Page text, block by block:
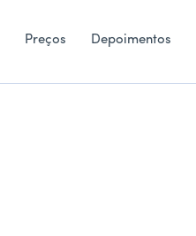
Preços Depoimentos